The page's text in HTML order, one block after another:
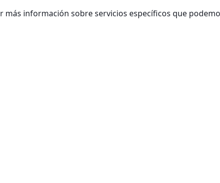
información sobre servicios específicos que